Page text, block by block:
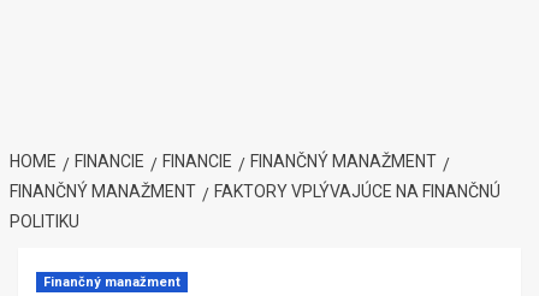
HOME FINANCIE FINANCIE
FINANČNÝ MANAŽMENT
FINANČNÝ MANAŽMENT
FAKTORY VPLÝVAJÚCE NA FINANČNÚ
POLITIKU
Finančný manažment